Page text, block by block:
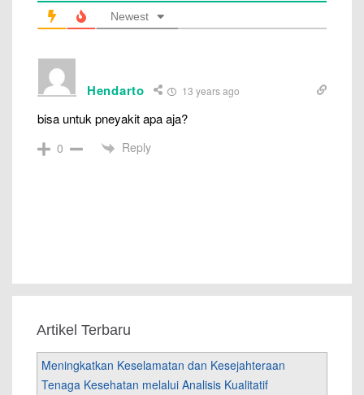
Newest
Hendarto 13 years ago
bisa untuk pneyakit apa aja?
0 Reply
Artikel Terbaru
Meningkatkan Keselamatan dan Kesejahteraan
Tenaga Kesehatan melalui Analisis Kualitatif